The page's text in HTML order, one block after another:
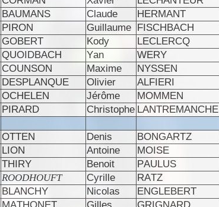
BAUMANS Claude HERMANT
PIRON Guillaume FISCHBACH
GOBERT Kody LECLERCQ
QUOIDBACH Yan WERY
COUNSON Maxime NYSSEN
DESPLANQUE Olivier ALFIERI
OCHELEN Jérôme MOMMEN
PIRARD Christophe LANTREMANCHE
OTTEN Denis BONGARTZ
LION Antoine MOISE
THIRY Benoit PAULUS
ROODHOUFT Cyrille RATZ
BLANCHY Nicolas ENGLEBERT